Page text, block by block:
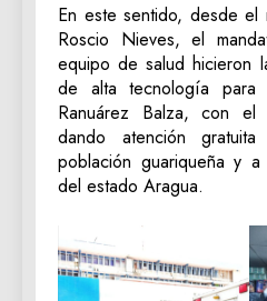
En este sentido, desde el
Roscio Nieves, el
equipo de salud hicieron
de alta tecnología
Ranuárez Balza, con el
dando atención
población guariqueña y
del estado Aragua.